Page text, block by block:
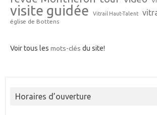
visite guidée Vitrail Haut-Talent
église de Bottens
Voir tous les mots-clés du site!
Horaires d’ouverture